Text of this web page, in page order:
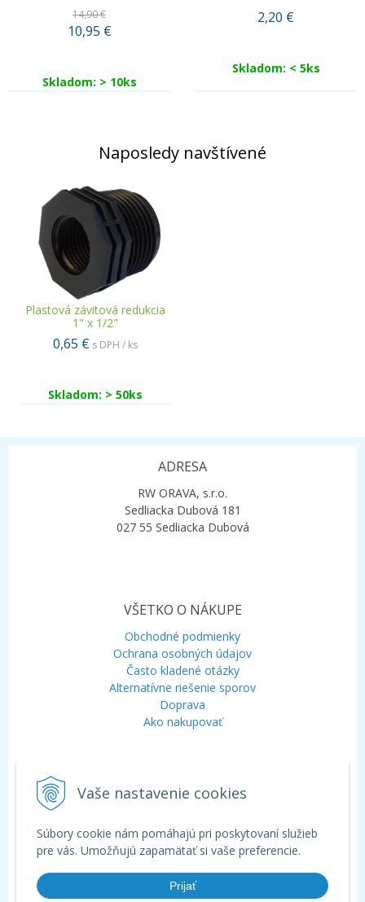
Vaše nastavenie cookies
Súbory cookie nám pomáhajú pri poskytovaní služieb
pre vás. Umožňujú zapamätať si vaše preferencie.
Prijať
14,90 €
10,95 €
Skladom: > 10ks
2,20 €
Skladom: < 5ks
Naposledy navštívené
Plastová závitová redukcia
1" x 1/2"
0,65 € s DPH / ks
Skladom: > 50ks
ADRESA
RW ORAVA, s.r.o.
Sedliacka Dubová 181
027 55 Sedliacka Dubová
VŠETKO O NÁKUPE
Obchodné podmienky
Ochrana osobných údajov
Často kladené otázky
Alternatívne riešenie sporov
Doprava
Ako nakupovať
Mobil:+421 948 120 323
Chat:WhatsApp
Chat:Viber